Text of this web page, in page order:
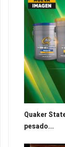
Quaker
pesado...